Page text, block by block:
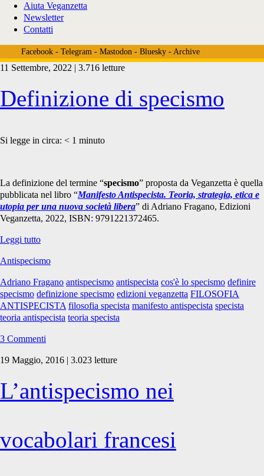
Aiuta Veganzetta
Newsletter
Contatti
Facebook- Telegram- Mastodon- Bluesky- Archive
Tag:
<span>antispecista</span>
11 Settembre, 2022 | 3.716 letture
Definizione di specismo
Si legge in circa: < 1 minuto
La definizione del termine “specismo” proposta da Veganzetta è quella
pubblicata nel libro “Manifesto Antispecista. Teoria, strategia, etica e
utopia per una nuova società libera” di Adriano Fragano, Edizioni
Veganzetta, 2022, ISBN: 9791221372465.
Leggi tuttoDefinizione
specismo
Antispecismo
Adriano Fragano antispecismo antispecista cos'è lo specismo definire
specismo definizione specismo edizioni veganzetta FILOSOFIA
ANTISPECISTA filosofia specista manifesto antispecista specista
teoria antispecista teoria specista
3 Commenti
19 Maggio, 2016 | 3.023 letture
L’antispecismo nei
vocabolari francesi